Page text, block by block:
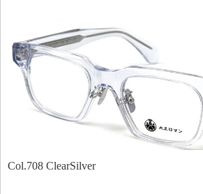
Col.708 ClearSilver